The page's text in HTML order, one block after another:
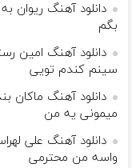
دانلود آهنگ ریوان
بگم
دانلود آهنگ امین
سینم کندم تویی
دانلود آهنگ ماکان
میمونی یه من
دانلود آهنگ علی
واسه من محترمی